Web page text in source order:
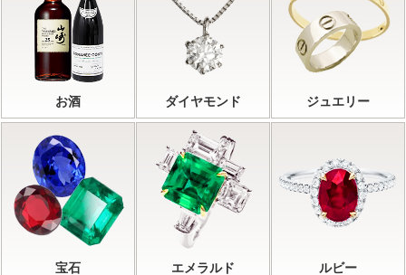
お酒 ダイヤモンド ジュエリー
宝石 エメラルド ルビー